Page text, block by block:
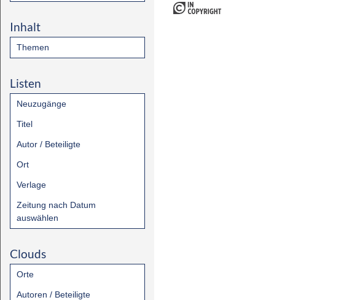
Inhalt
Themen
Listen
Neuzugänge
Titel
Autor / Beteiligte
Ort
Verlage
Zeitung nach Datum
auswählen
Clouds
Orte
Autoren / Beteiligte